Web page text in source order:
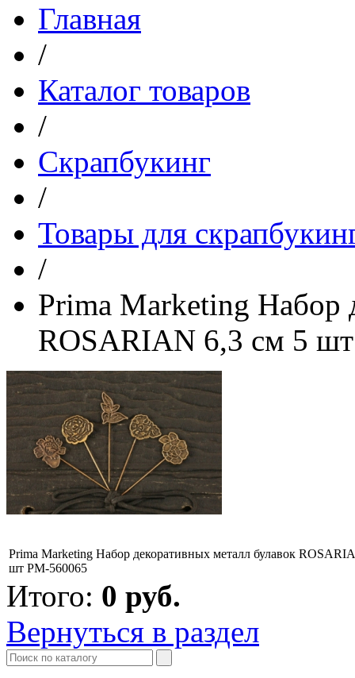
Главная
/
Каталог товаров
/
Скрапбукинг
/
Товары для
/
Prima Marketing Набор
ROSARIAN 6,3 см 5
Prima Marketing Набор декоративных металл булавок
шт PM-560065
Итого: 0 руб.
Вернуться в раздел